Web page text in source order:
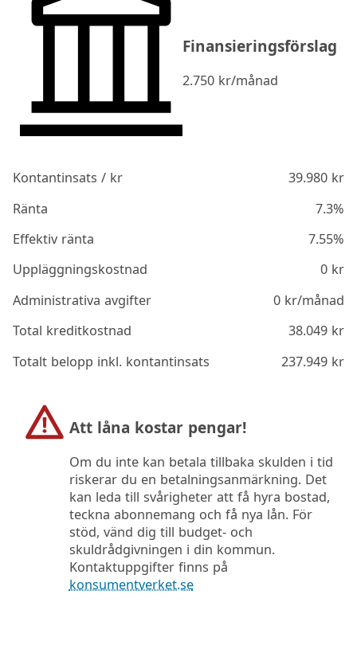
Finansieringsförslag
2.750 kr/månad
Kontantinsats / kr 39.980kr
Ränta
7.3%
Effektiv ränta
7.55%
Uppläggningskostnad
0kr
Administrativa avgifter
0kr/månad
Total kreditkostnad
38.049kr
Totalt belopp inkl. kontantinsats
237.949kr
Att låna kostar pengar!
Om du inte kan betala tillbaka skulden i tid
riskerar du en betalningsanmärkning. Det
kan leda till svårigheter att få hyra bostad,
teckna abonnemang och få nya lån. För
stöd, vänd dig till budget- och
skuldrådgivningen i din kommun.
Kontaktuppgifter finns på
konsumentverket.se